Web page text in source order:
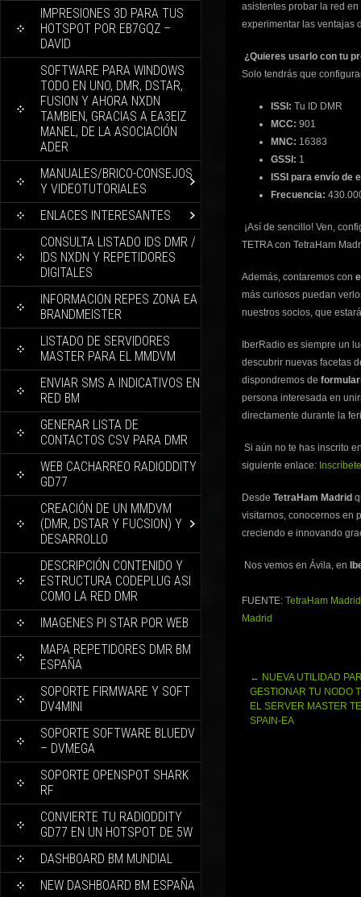
IMPRESIONES 3D PARA TUS
HOTSPOT POR EB7GQZ –
DAVID
SOFTWARE PARA WINDOWS
TODO EN UNO, DMR, DSTAR,
FUSION Y AHORA NXDN
TAMBIEN, GRACIAS A EA3EIZ
MANEL, DE LA ASOCIACIÓN
ADER
MANUALES/BRICO-CONSEJOS
Y VIDEOTUTORIALES
ENLACES INTERESANTES
CONSULTA LISTADO IDS DMR /
IDS NXDN Y REPETIDORES
DIGITALES
INFORMACION REPES ZONA EA
BRANDMEISTER
LISTADO DE SERVIDORES
MASTER PARA EL MMDVM
ENVIAR SMS A INDICATIVOS EN
RED BM
GENERAR LISTA DE
CONTACTOS CSV PARA DMR
WEB CACHARREO RADIODDITY
GD77
CREACIÓN DE UN MMDVM
(DMR, DSTAR Y FUCSION) Y
DESARROLLO
DESCRIPCIÓN CONTENIDO Y
ESTRUCTURA CODEPLUG ASI
COMO LA RED DMR
IMAGENES PI STAR POR WEB
MAPA REPETIDORES DMR BM
ESPAÑA
SOPORTE FIRMWARE Y SOFT
DV4MINI
SOPORTE SOFTWARE BLUEDV
– DVMEGA
SOPORTE OPENSPOT SHARK
RF
CONVIERTE TU RADIODDITY
GD77 EN UN HOTSPOT DE 5W
DASHBOARD BM MUNDIAL
NEW DASHBOARD BM ESPAÑA
asistentes probar la red
experimentar las ventajas
¿Quieres usarlo con tu
Solo tendrás que
ISSI: Tu ID DMR
MCC: 901
MNC: 16383
GSSI: 1
ISSI para envío de
Frecuencia:
¡Así de sencillo! Ven,
TETRA con TetraHam
Además, contaremos con
más curiosos puedan
nuestros socios, que
IberRadio es siempre un
descubrir nuevas facetas
dispondremos de
persona interesada en
directamente durante la
Si aún no te has inscrito
siguiente enlace:
Desde TetraHam Madrid
visitarnos, conocernos en
creciendo e innovando
Nos vemos en Ávila, en
FUENTE: TetraHam
Madrid
Navegación
de
entradas
← NUEVA UTILIDAD
GESTIONAR TU NODO
EL SERVER MASTER
SPAIN-EA